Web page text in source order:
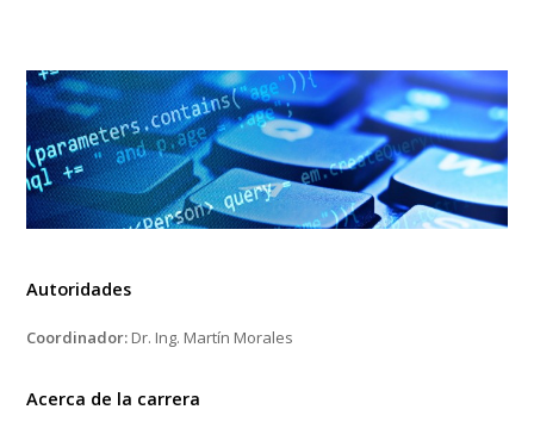
Autoridades
Coordinador: Dr. Ing. Martín Morales
Acerca de la carrera